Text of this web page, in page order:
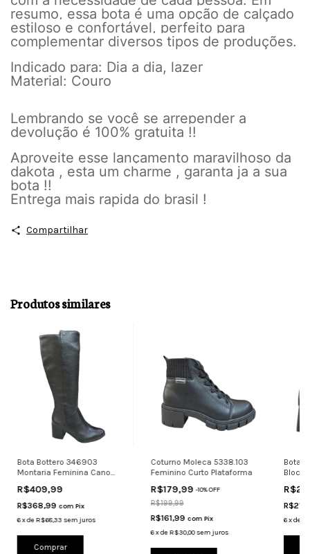
resumo, essa bota é uma opção de calçado
estiloso e confortável, perfeito para
complementar diversos tipos de produções.
Indicado para: Dia a dia, lazer
Material: Couro
Lembrando se você se arrepender a
devolução é 100% gratuita !!
Aproveite esse lançamento maravilhoso da
dakota , esta um charme , garanta ja a sua
bota !!
Entrega mais rapida do brasil !
Compartilhar
Produtos similares
Bota Bottero 346903
Montaria Feminina Cano
R$409,99
R$368,99 com Pix
6xdeR$68,33 sem juros
Comprar
Coturno Moleca 5338.103
Feminino Curto Plataforma
R$179,99-10%OFF
R$199,99
R$161,99 com Pix
6xdeR$30,00 sem juros
Bota
Bloco
6xde